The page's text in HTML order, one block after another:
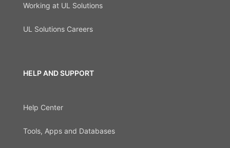
Working at UL Solutions
UL Solutions Careers
HELP AND SUPPORT
Help Center
Tools, Apps and Databases